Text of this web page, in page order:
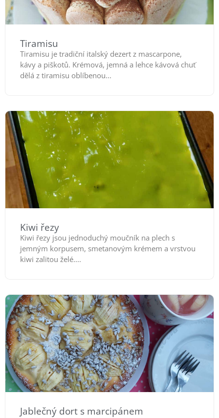
Tiramisu
Tiramisu je tradiční italský dezert z mascarpone,
kávy a piškotů. Krémová, jemná a lehce kávová chuť
dělá z tiramisu oblíbenou...
Kiwi řezy
Kiwi řezy jsou jednoduchý moučník na plech s
jemným korpusem, smetanovým krémem a vrstvou
kiwi zalitou želé....
Jablečný dort s marcipánem